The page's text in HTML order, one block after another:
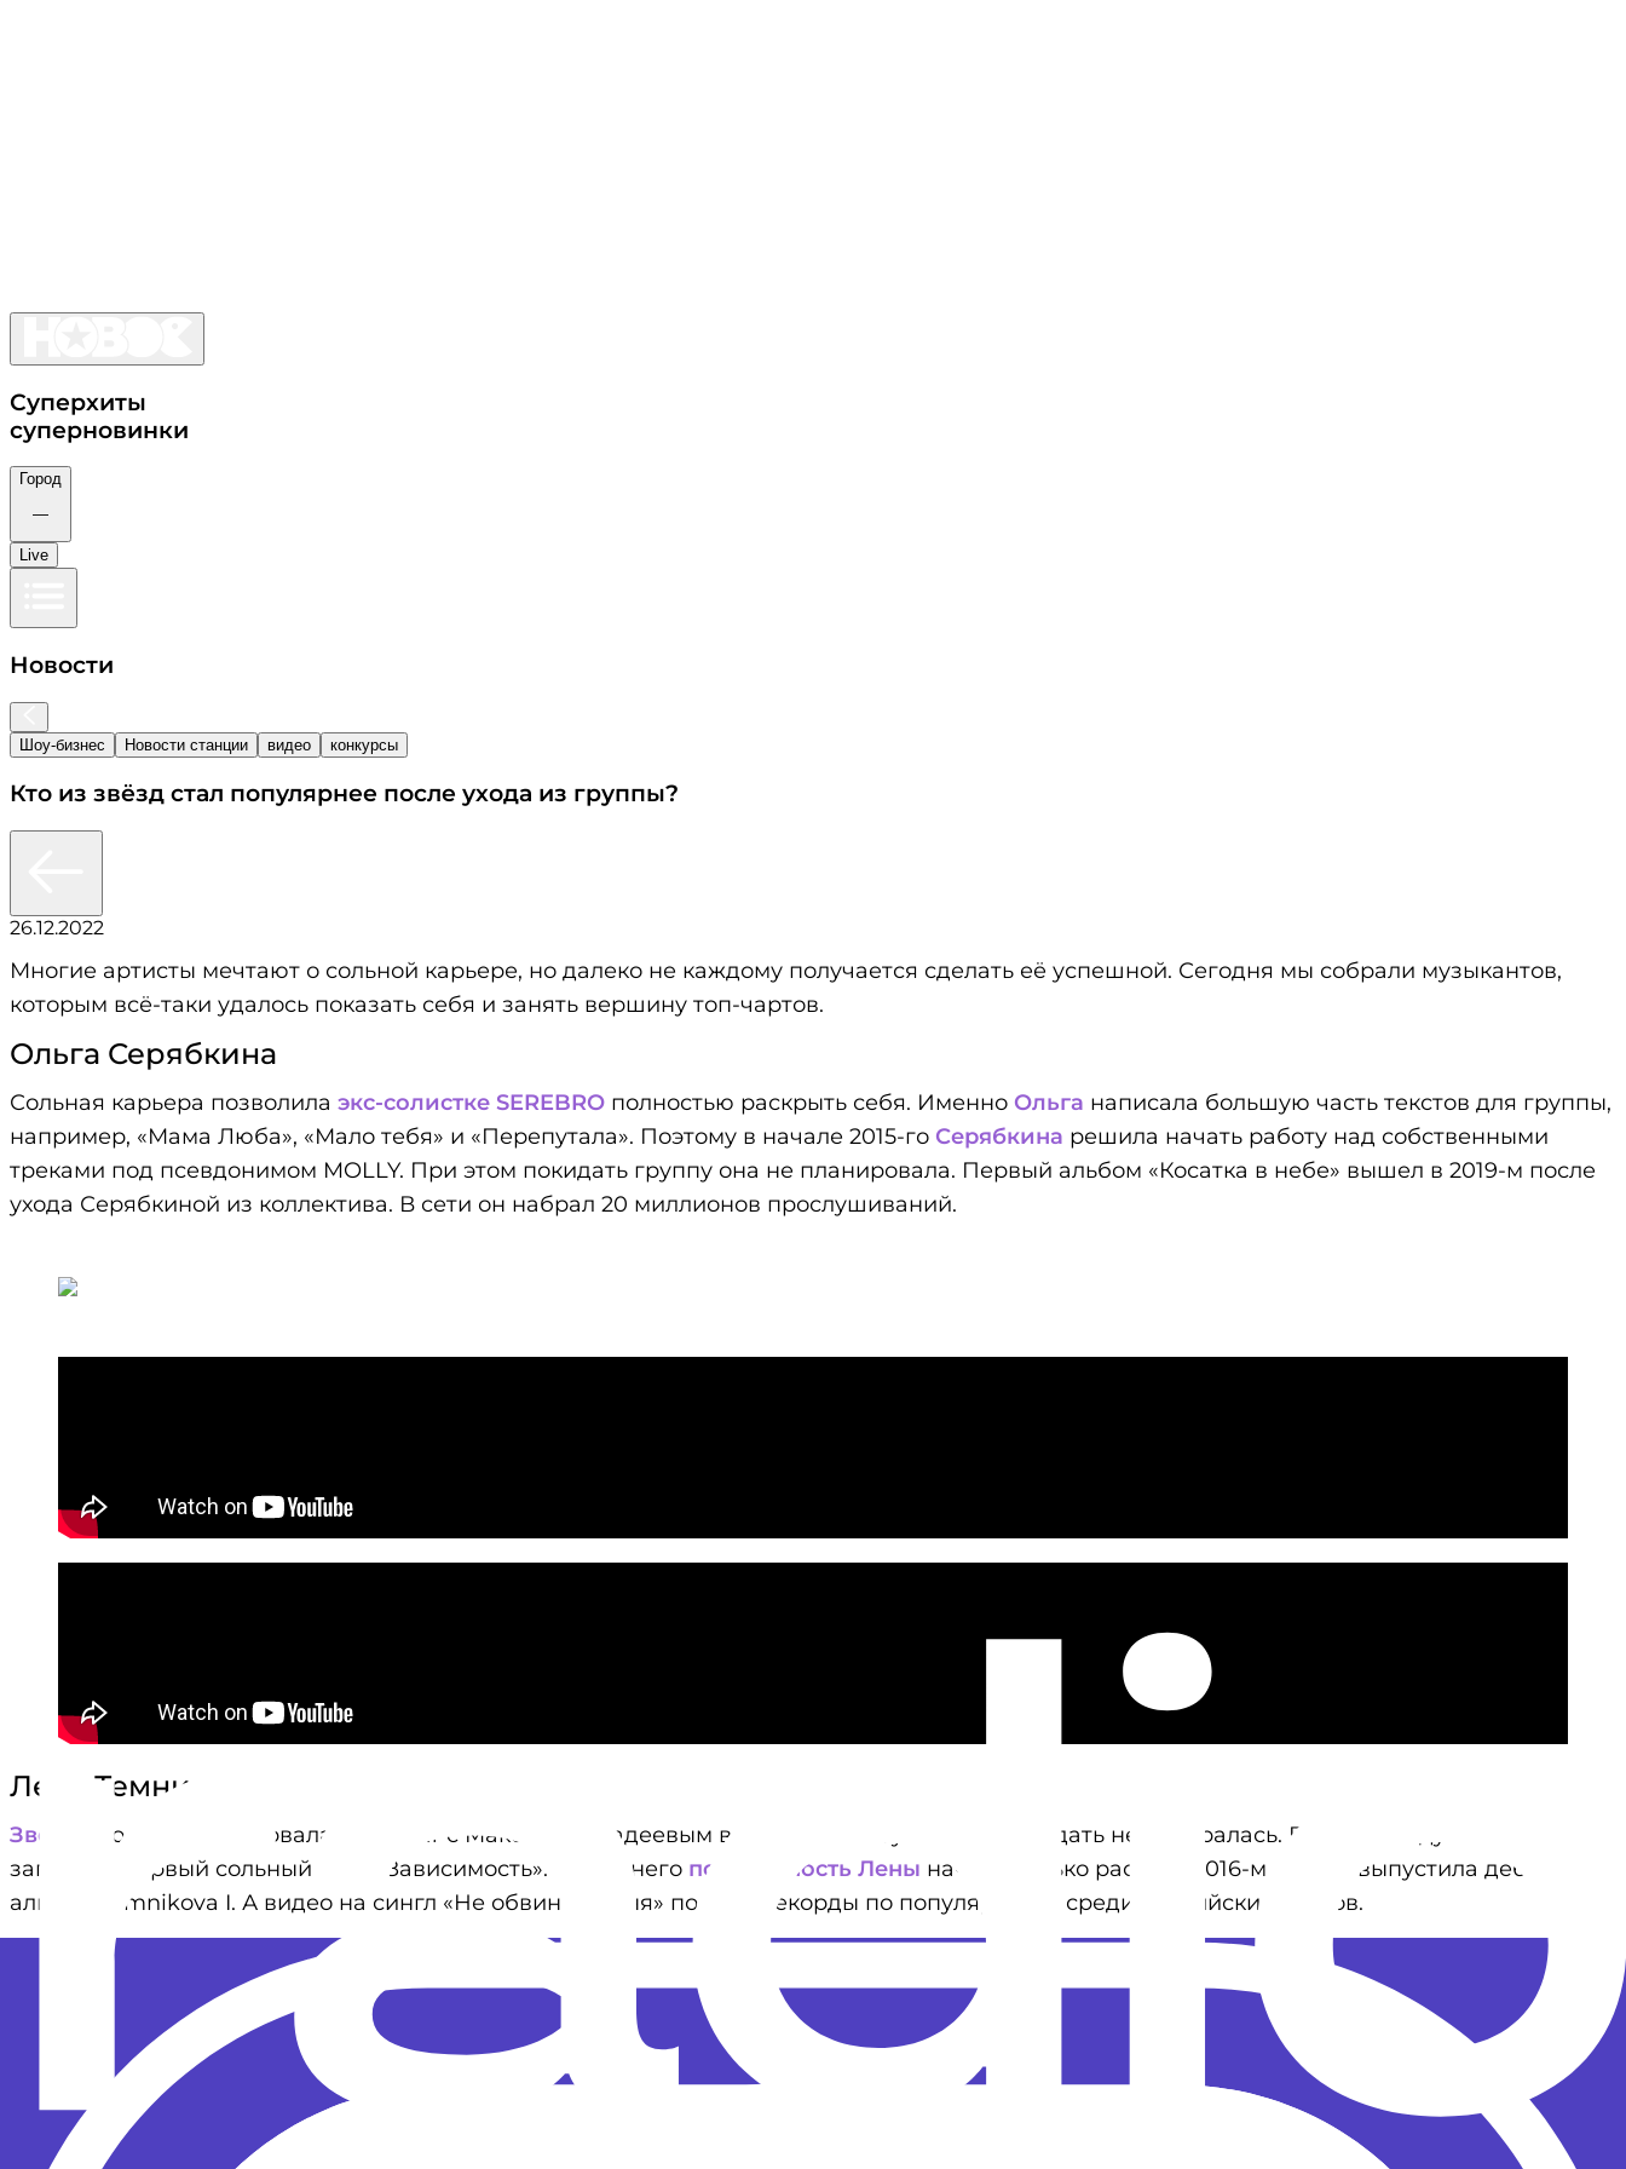
Суперхиты
суперновинки
Город
—
Live
Новости
Шоу-бизнес Новости станции видео конкурсы
Кто из звёзд стал популярнее после ухода из группы?
26.12.2022
Многие артисты мечтают о сольной карьере, но далеко не каждому получается сделать её успешной. Сегодня мы собрали музыкантов,
которым всё-таки удалось показать себя и занять вершину топ-чартов.
Ольга Серябкина
Сольная карьера позволила экс-солистке SEREBRO полностью раскрыть себя. Именно Ольга написала большую часть текстов для группы,
например, «Мама Люба», «Мало тебя» и «Перепутала». Поэтому в начале 2015-го Серябкина решила начать работу над собственными
треками под псевдонимом MOLLY. При этом покидать группу она не планировала. Первый альбом «Косатка в небе» вышел в 2019-м после
ухода Серябкиной из коллектива. В сети он набрал 20 миллионов прослушиваний.
Лена Темникова
Звезда
досрочно разорвала контракт с Максимом Фадеевым в 2014-м, но шоу-бизнес покидать не собиралась. В том же году Темникова
записала первый сольный трек «Зависимость». После него популярность Лены начала только расти. В 2016-м звезда выпустила дебютный
альбом Temnikova I. А видео на сингл «Не обвиняй меня» побило рекорды по популярности среди российских клипов.